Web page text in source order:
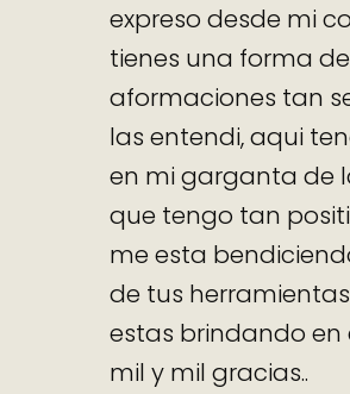
expreso desde mi
tienes una forma
aformaciones tan
las entendi, aqui
en mi garganta de
que tengo tan
me esta
de tus
estas brindando en
mil y mil gracias..